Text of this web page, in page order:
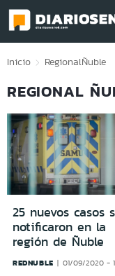
Click acá para ir
Inicio RegionalÑuble
REGIONAL
25 nuevos casos
notificaron en la
región de Ñuble
REDNUBLE 01/09/2020 -